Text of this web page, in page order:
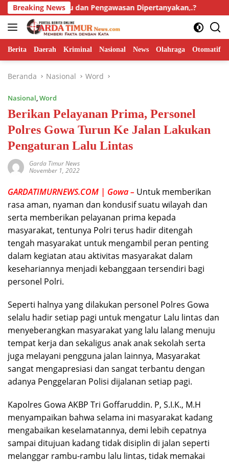
Langsung
ke
konten
Breaking News
Mutu dan Pengawasan Dipertanyakan,.? Isyu
Berita Daerah Kriminal Nasional News Olahraga Otomatif
Beranda Nasional Word
Nasional,Word
Berikan Pelayanan Prima, Personel
Polres Gowa Turun Ke Jalan Lakukan
Pengaturan Lalu Lintas
Garda Timur News
November 1, 2022
GARDATIMURNEWS.COM | Gowa – Untuk memberikan
rasa aman, nyaman dan kondusif suatu wilayah dan
serta memberikan pelayanan prima kepada
masyarakat, tentunya Polri terus hadir ditengah
tengah masyarakat untuk mengambil peran penting
dalam kegiatan atau aktivitas masyarakat dalam
kesehariannya menjadi kebanggaan tersendiri bagi
personel Polri.
Seperti halnya yang dilakukan personel Polres Gowa
selalu hadir setiap pagi untuk mengatur Lalu lintas dan
menyeberangkan masyarakat yang lalu lalang menuju
tempat kerja dan sekaligus anak anak sekolah serta
juga melayani pengguna jalan lainnya, Masyarakat
sangat mengapresiasi dan sangat terbantu dengan
adanya Penggelaran Polisi dijalanan setiap pagi.
Kapolres Gowa AKBP Tri Goffaruddin. P, S.I.K., M.H
menyampaikan bahwa selama ini masyarakat kadang
mengabaikan keselamatannya, demi lebih cepatnya
sampai ditujuan kadang tidak disiplin di jalan seperti
melanggar rambu-rambu lalu lintas, tidak memakai